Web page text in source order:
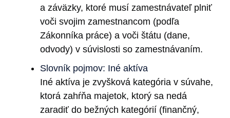
a záväzky, ktoré musí zamestnávateľ plniť
voči svojim zamestnancom (podľa
Zákonníka práce) a voči štátu (dane,
odvody) v súvislosti so zamestnávaním.
Slovník pojmov: Iné aktíva
Iné aktíva je zvyšková kategória v súvahe,
ktorá zahŕňa majetok, ktorý sa nedá
zaradiť do bežných kategórií (finančný,